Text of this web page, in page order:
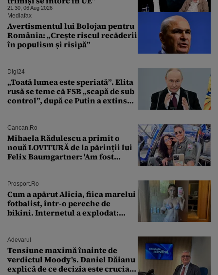
21:30, 06 Aug 2026
Mediafax
Avertismentul lui Bolojan pentru
România: „Crește riscul recăderii
în populism și risipă”
Digi24
„Toată lumea este speriată”. Elita
rusă se teme că FSB „scapă de sub
control”, după ce Putin a extins
Cancan.ro
Mihaela Rădulescu a primit o
nouă LOVITURĂ de la părinții lui
Felix Baumgartner: 'Am fost
Prosport.ro
Cum a apărut Alicia, fiica marelui
fotbalist, într-o pereche de
bikini. Internetul a explodat:
Adevarul
Tensiune maximă înainte de
verdictul Moody’s. Daniel Dăianu
explică de ce decizia este crucială